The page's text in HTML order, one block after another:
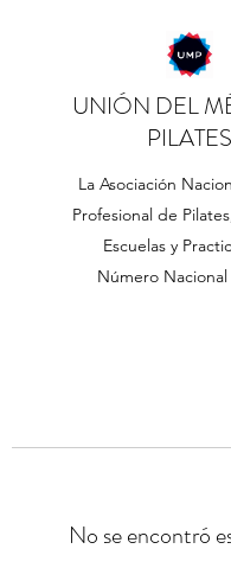
UNIÓN DEL
PILATES
La Asociación
Profesional de
Escuelas y
Número Nacional
No se encontró